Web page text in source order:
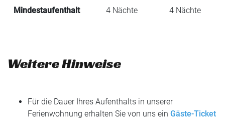
Mindestaufenthalt 4 Nächte 4 Nächte
Weitere Hinweise
Für die Dauer Ihres Aufenthalts in unserer
Ferienwohnung erhalten Sie von uns ein Gäste-Ticket